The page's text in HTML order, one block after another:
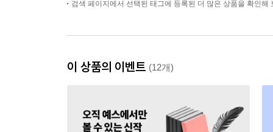
검색 페이지에서 선택된 태그에 등록된 더 많은 상품을 확인해
이 상품의 이벤트 (12개)